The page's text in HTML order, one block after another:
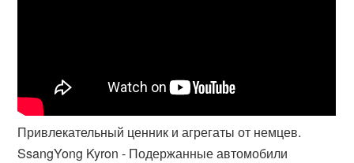
Привлекательный ценник и агрегаты от немцев.
SsangYong Kyron - Подержанные автомобили